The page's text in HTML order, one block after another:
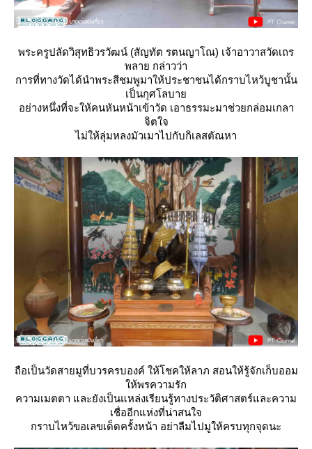
พระครูปลัดวิสุทธิวรวัฒน์ (สัญทัต รตนญาโณ) เจ้าอาวาสวัดเถร
พลาย กล่าวว่า
การที่ทางวัดได้นำพระสีชมพูมาให้ประชาชนได้กราบไหว้บูชานั้น
เป็นกุศโลบา
อย่างหนึ่งที่จะให้คนหันหน้าเข้าวัด เอาธรรมะมาช่วยกล่อมเกลา
จิตใจ
ไม่ให้ลุ่มหลงมัวเมาไปกับกิเลสตัณหา
ถือเป็นวัดสายมูที่บวรครบองค์ ให้โชคให้ลาภ สอนให้รู้จักเก็บออม
ห้พรความรัก
ความเมตตา และยังเป็นแหล่งเรียนรู้ทางประวัติศาสตร์และความ
เชื่ออีกแห่งที่น่าสนใจ
กราบไหว้ขอเลขเด็ดครั้งหน้า อย่าลืมไปมูให้ครบทุกจุดนะ